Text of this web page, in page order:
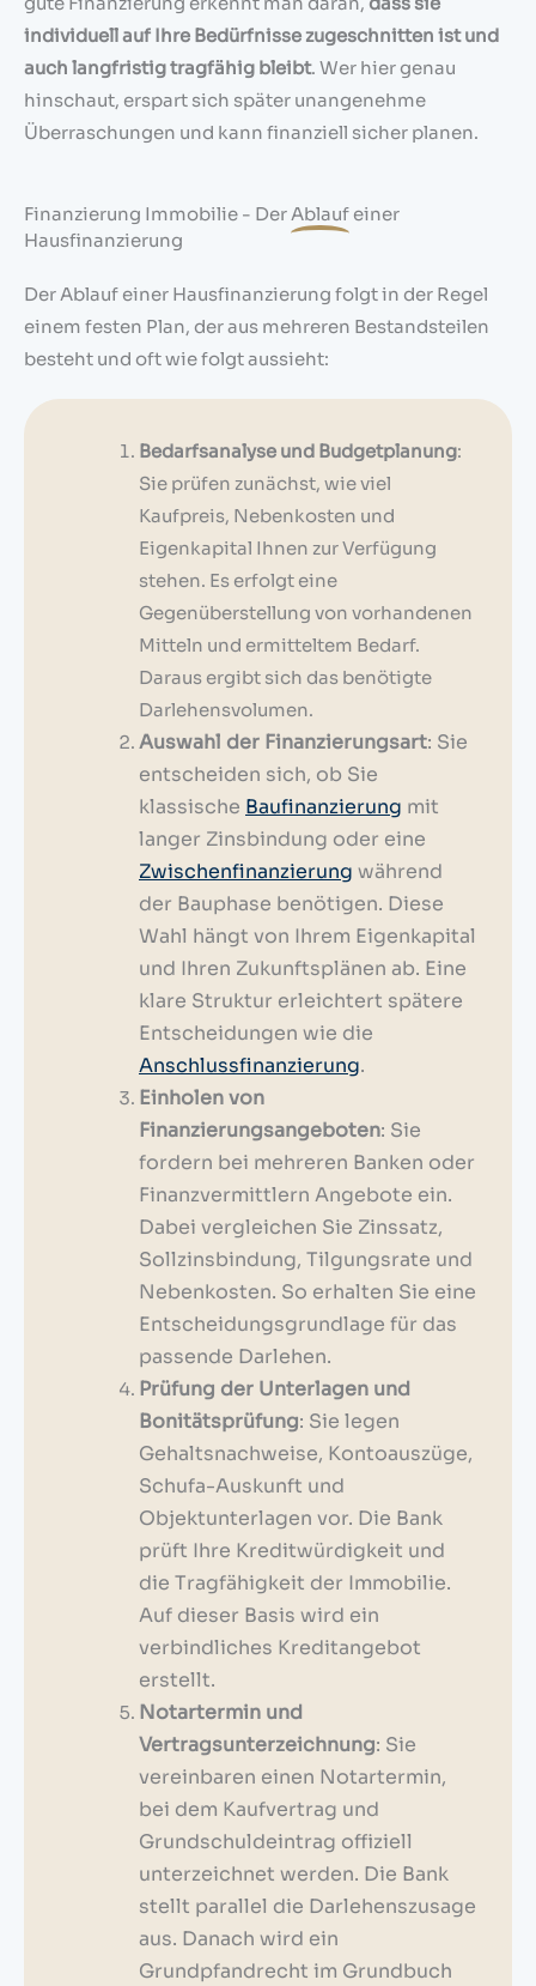
individuell auf Ihre Bedürfnisse zugeschnitten ist und
auch langfristig tragfähig bleibt. Wer hier genau
hinschaut, erspart sich später unangenehme
Überraschungen und kann finanziell sicher planen.
Finanzierung Immobilie - DerAblauf einer
Hausfinanzierung
Der Ablauf einer Hausfinanzierung folgt in der Regel
einem festen Plan, der aus mehreren Bestandsteilen
besteht und oft wie folgt aussieht:
Bedarfsanalyse und Budgetplanung:
Sie prüfen zunächst, wie viel
Kaufpreis, Nebenkosten und
Eigenkapital Ihnen zur Verfügung
stehen. Es erfolgt eine
Gegenüberstellung von vorhandenen
Mitteln und ermitteltem Bedarf.
Daraus ergibt sich das benötigte
Darlehensvolumen.
Auswahl der Finanzierungsart: Sie
entscheiden sich, ob Sie
klassische Baufinanzierung mit
langer Zinsbindung oder eine
Zwischenfinanzierung während
der Bauphase benötigen. Diese
Wahl hängt von Ihrem Eigenkapital
und Ihren Zukunftsplänen ab. Eine
klare Struktur erleichtert spätere
Entscheidungen wie die
Anschlussfinanzierung.
Einholen von
Finanzierungsangeboten: Sie
fordern bei mehreren Banken oder
Finanzvermittlern Angebote ein.
Dabei vergleichen Sie Zinssatz,
Sollzinsbindung, Tilgungsrate und
Nebenkosten. So erhalten Sie eine
Entscheidungsgrundlage für das
passende Darlehen.
Prüfung der Unterlagen und
Bonitätsprüfung: Sie legen
Gehaltsnachweise, Kontoauszüge,
Schufa-Auskunft und
Objektunterlagen vor. Die Bank
prüft Ihre Kreditwürdigkeit und
die Tragfähigkeit der Immobilie.
Auf dieser Basis wird ein
verbindliches Kreditangebot
erstellt.
Notartermin und
Vertragsunterzeichnung: Sie
vereinbaren einen Notartermin,
bei dem Kaufvertrag und
Grundschuldeintrag offiziell
unterzeichnet werden. Die Bank
stellt parallel die Darlehenszusage
aus. Danach wird ein
Grundpfandrecht im Grundbuch